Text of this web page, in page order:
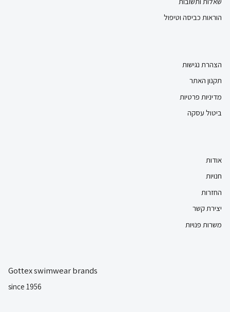
הוראות כביסה וטיפול
הצהרת נגישות
תקנון האתר
מדיניות פרטיות
ביטול עסקה
אודות
חנויות
החזרות
יצירת קשר
משרות פנויות
Gottex swimwear brands
since 1956